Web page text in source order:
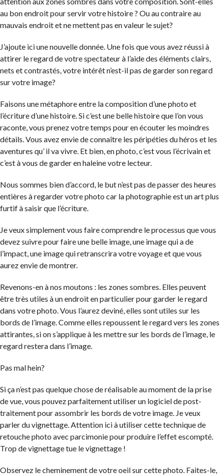
au bon endroit pour servir votre histoire ? Ou au contraire au
mauvais endroit et ne mettent pas en valeur le sujet?
J’ajoute ici une nouvelle donnée. Une fois que vous avez réussi à
attirer le regard de votre spectateur à l’aide des éléments clairs,
nets et contrastés, votre intérêt n’est-il pas de garder son regard
sur votre image?
Faisons une métaphore entre la composition d’une photo et
l’écriture d’une histoire. Si c’est une belle histoire que l’on vous
raconte, vous prenez votre temps pour en écouter les moindres
détails. Vous avez envie de connaître les péripéties du héros et les
aventures qu’ il va vivre. Et bien, en photo, c’est vous l’écrivain et
c’est à vous de garder en haleine votre lecteur.
Nous sommes bien d’accord, le but n’est pas de passer des heures
entières à regarder votre photo car la photographie est un art plus
furtif à saisir que l’écriture.
Je veux simplement vous faire comprendre le processus que vous
devez suivre pour faire une belle image, une image qui a de
l’impact, une image qui retranscrira votre voyage et que vous
aurez envie de montrer.
Revenons-en à nos moutons : les zones sombres. Elles peuvent
être très utiles à un endroit en particulier pour garder le regard
dans votre photo. Vous l’aurez deviné, elles sont utiles sur les
bords de l’image. Comme elles repoussent le regard vers les zones
attirantes, si on s’applique à les mettre sur les bords de l’image, le
regard restera dans l’image.
Pas mal hein?
Si ça n’est pas quelque chose de réalisable au moment de la prise
de vue, vous pouvez parfaitement utiliser un logiciel de post-
traitement pour assombrir les bords de votre image. Je veux
parler du vignettage. Attention ici à utiliser cette technique de
retouche photo avec parcimonie pour produire l’effet escompté.
Trop de vignettage tue le vignettage !
Observez le cheminement de votre oeil sur cette photo. Faites-le,